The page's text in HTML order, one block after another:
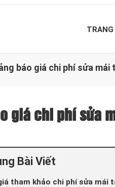
TRANG
báo giá chi phí sửa mái
giá chi phí sửa
Bài Viết
tham khảo chi phí sửa mái